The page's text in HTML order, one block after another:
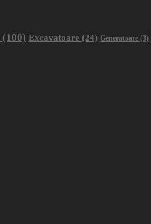
(100) Excavatoare (24) Generatoare (3)